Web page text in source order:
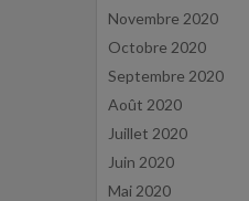
Novembre 2020
Octobre 2020
Septembre 2020
Août 2020
Juillet 2020
Juin 2020
Mai 2020